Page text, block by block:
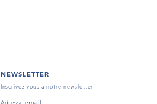
NEWSLETTER
Inscrivez vous à notre newsletter